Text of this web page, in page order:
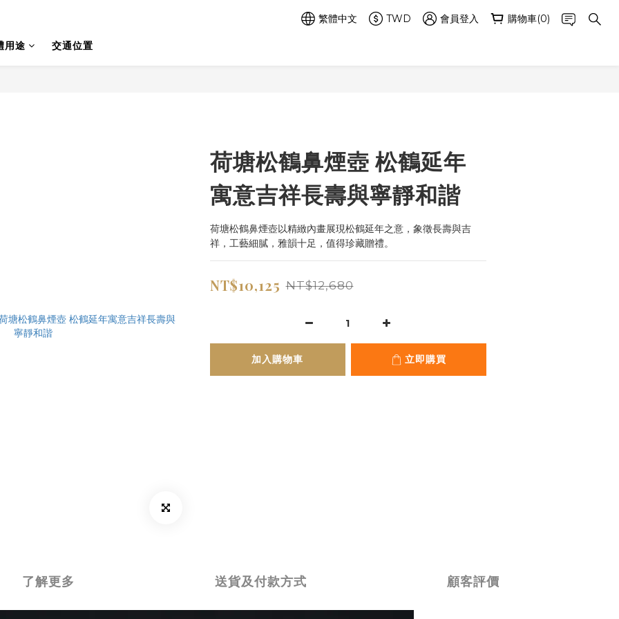
繁體中文 TWD 會員登入 購物車(0)
用途 交通位置
荷塘松鶴鼻煙壺 松鶴延年
寓意吉祥長壽與寧靜和諧
荷塘松鶴鼻煙壺以精緻內畫展現松鶴延年之意，象徵長壽與吉
祥，工藝細膩，雅韻十足，值得珍藏贈禮。
NT$10,125 NT$12,680
加入購物車 立即購買
了解更多 送貨及付款方式 顧客評價